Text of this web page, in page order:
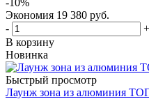
Экономия 19 380 руб.
-
+
В корзину
Новинка
Быстрый просмотр
Лаунж зона из алюминия